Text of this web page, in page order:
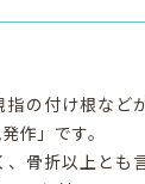
指の付け根など
作」です。
骨折以上とも